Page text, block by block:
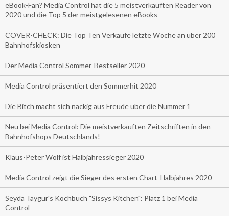
eBook-Fan? Media Control hat die 5 meistverkauften Reader von
2020 und die Top 5 der meistgelesenen eBooks
COVER-CHECK: Die Top Ten Verkäufe letzte Woche an über 200
Bahnhofskiosken
Der Media Control Sommer-Bestseller 2020
Media Control präsentiert den Sommerhit 2020
Die Bitch macht sich nackig aus Freude über die Nummer 1
Neu bei Media Control: Die meistverkauften Zeitschriften in den
Bahnhofshops Deutschlands!
Klaus-Peter Wolf ist Halbjahressieger 2020
Media Control zeigt die Sieger des ersten Chart-Halbjahres 2020
Seyda Taygur's Kochbuch "Sissys Kitchen": Platz 1 bei Media
Control